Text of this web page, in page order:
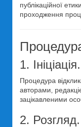
публікаційної
проходження
1. Ініціація.
Процедура
авторами,
зацікавленими
2. Розгляд.